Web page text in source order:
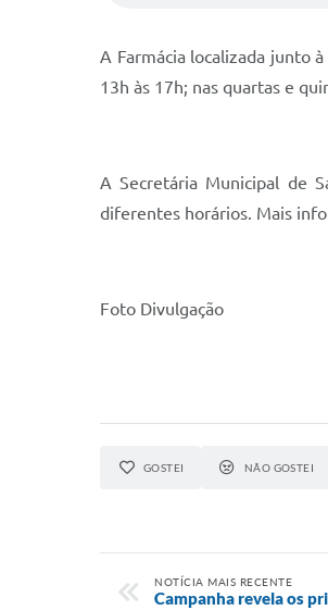
A Farmácia localizada junto
13h às 17h; nas quartas e
A Secretária Municipal de
diferentes horários. Mais
Foto Divulgação
GOSTEI NÃO GOSTEI
NOTÍCIA MAIS RECENTE
Campanha revela os